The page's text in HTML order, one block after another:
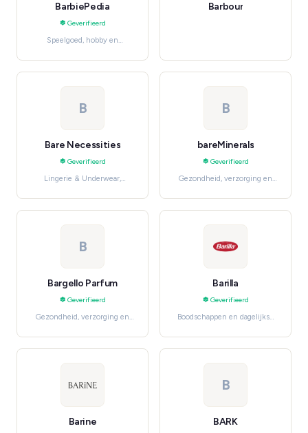
BarbiePedia
Geverifieerd
Speelgoed, hobby en
Dolls
Barbour
B
Bare Necessities
Geverifieerd
Lingerie & Underwear,
B
bareMinerals
Geverifieerd
Gezondheid, verzorging en
B
Bargello Parfum
Geverifieerd
Gezondheid, verzorging en
Barilla
Geverifieerd
Boodschappen en dagelijkse
Staples
Barine
B
BARK